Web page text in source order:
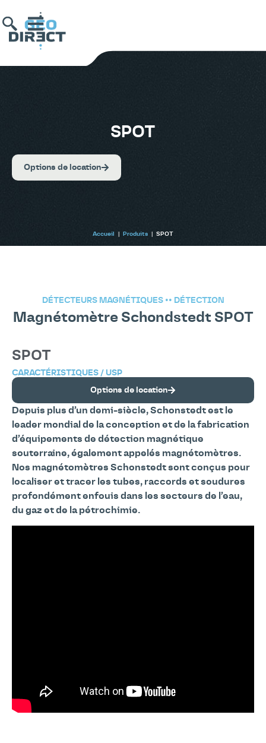
SPOT
Options de location
Accueil Produits SPOT
DÉTECTEURS MAGNÉTIQUES•• DÉTECTION
Magnétomètre Schondstedt SPOT
Depuis plus d’un demi-siècle, Schonstedt est le
leader mondial de la conception et de la fabrication
d’équipements de détection magnétique
souterraine, également appelés magnétomètres.
Nos magnétomètres Schonstedt sont conçus pour
localiser et tracer les tubes, raccords et soudures
profondément enfouis dans les secteurs de l’eau,
du gaz et de la pétrochimie.
SPOT
CARACTÉRISTIQUES / USP
Options de location